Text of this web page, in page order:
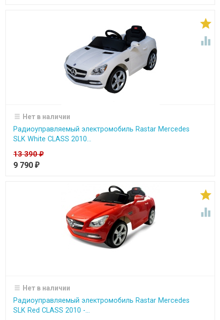


Нет в наличии
Радиоуправляемый электромобиль Rastar Mercedes
SLK White CLASS 2010...
13 390₽
9 790 ₽


Нет в наличии
Радиоуправляемый электромобиль Rastar Mercedes
SLK Red CLASS 2010 -...